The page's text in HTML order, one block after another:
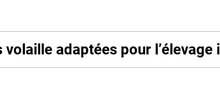
adaptées pour l’élevage